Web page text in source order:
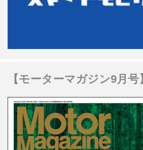
【モーターマガジン9月